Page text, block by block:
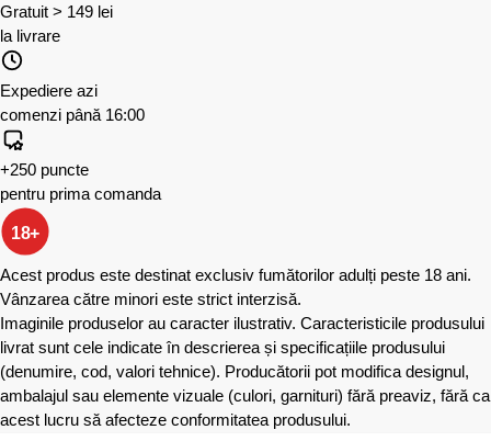
Gratuit > 149 lei
la livrare
Expediere azi
comenzi până 16:00
+250 puncte
pentru prima comanda
18+
Acest produs este destinat exclusiv fumătorilor adulți peste 18 ani.
Vânzarea către minori este strict interzisă.
Imaginile produselor au caracter ilustrativ. Caracteristicile produsului
livrat sunt cele indicate în descrierea și specificațiile produsului
(denumire, cod, valori tehnice). Producătorii pot modifica designul,
ambalajul sau elemente vizuale (culori, garnituri) fără preaviz, fără ca
acest lucru să afecteze conformitatea produsului.